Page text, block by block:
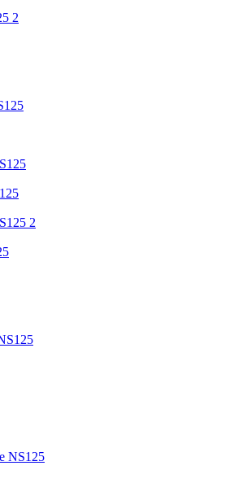
2
2
NS125